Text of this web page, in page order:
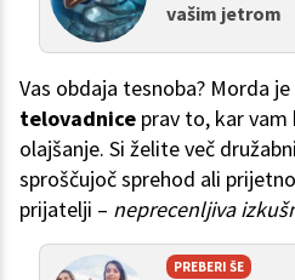
vašim jetrom
Vas obdaja tesnoba? Morda je
telovadnice prav to, kar
olajšanje. Si želite več
sproščujoč sprehod ali
prijatelji – neprecenljiva
PREBERI ŠE